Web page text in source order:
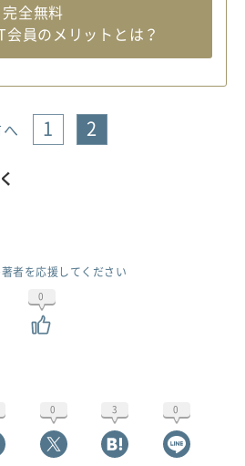
完全無料
会員のメリットとは？
1 2
者を応援してください
0
0 3 0